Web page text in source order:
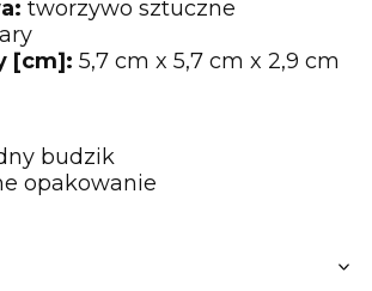
tworzywo sztuczne
[cm]: 5,7 cm x 5,7 cm x 2,9 cm
budzik
opakowanie